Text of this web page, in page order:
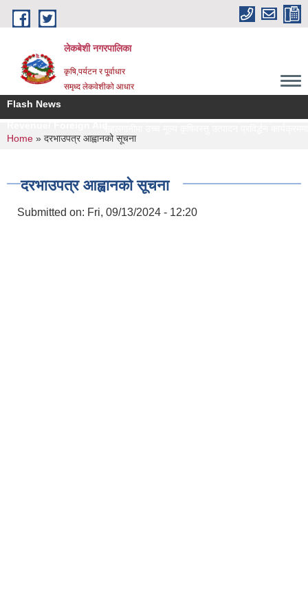
Skip to main content
लेकबेशी नगरपालिका
कृषि,पर्यटन र पू्र्वाधार
समृध्द लेकवेशीको आधार
Flash News
You are here
Home » दरभाउपत्र आह्वानको सूचना
दरभाउपत्र आह्वानको सूचना
Submitted on: Fri, 09/13/2024 - 12:20